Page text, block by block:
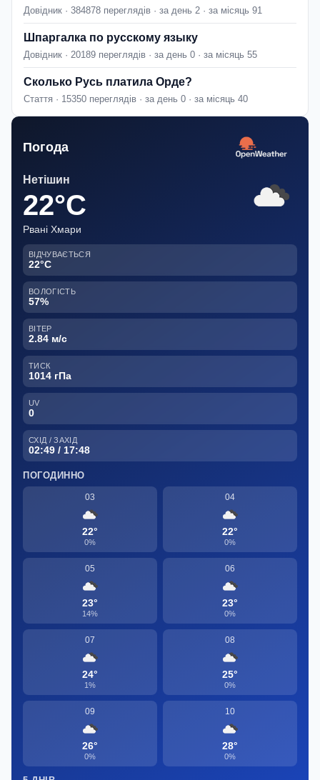
Довідник · 384878 переглядів · за день 2 · за місяць 91
Шпаргалка по русскому языку
Довідник · 20189 переглядів · за день 0 · за місяць 55
Сколько Русь платила Орде?
Стаття · 15350 переглядів · за день 0 · за місяць 40
Погода
Нетішин
22°C
Рвані Хмари
ВІДЧУВАЄТЬСЯ
22°C
ВОЛОГІСТЬ
57%
ВІТЕР
2.84 м/с
ТИСК
1014 гПа
UV
0
СХІД / ЗАХІД
02:49 / 17:48
ПОГОДИННО
03
22°
0%
04
22°
0%
05
23°
14%
06
23°
0%
07
24°
1%
08
25°
0%
09
26°
0%
10
28°
0%